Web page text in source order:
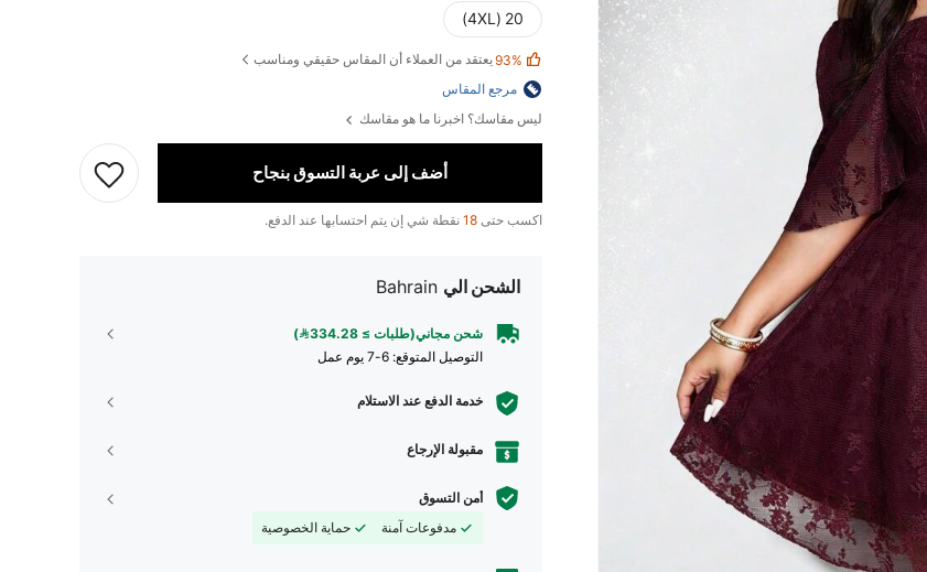
20 (4XL)
93%يعتقد من العملاء أن المقاس حقيقي ومناسب
مرجع المقاس
ليس مقاسك؟ اخبرنا ما هو مقاسك
أضف إلى عربة التسوق بنجاح
اكسب حتى 18 نقطة شي إن يتم احتسابها عند الدفع.
الشحن الي Bahrain
شحن مجاني(طلبات ≥ 334.28)
التوصيل المتوقع: 6-7 يوم عمل
خدمة الدفع عند الاستلام
مقبولة الإرجاع
أمن التسوق
مدفوعات آمنة
حماية الخصوصية